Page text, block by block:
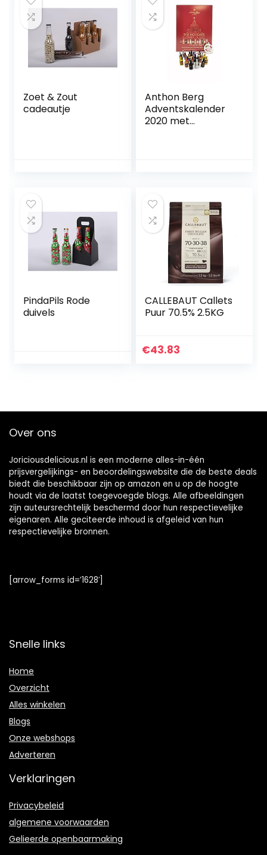
Zoet & Zout
cadeautje
Anthon Berg
Adventskalender
2020 met
PindaPils Rode
duivels
CALLEBAUT Callets
Puur 70.5% 2.5KG
€43.83
Over ons
Joriciousdelicious.nl is een moderne alles-in-één
prijsvergelijkings- en beoordelingswebsite die de beste deals
biedt die beschikbaar zijn op amazon en u op de hoogte
houdt via de laatst toegevoegde blogs. Alle afbeeldingen
zijn auteursrechtelijk beschermd door hun respectievelijke
eigenaren. Alle geciteerde inhoud is afgeleid van hun
respectievelijke bronnen.
[arrow_forms id=’1628′]
Snelle links
Home
Overzicht
Alles winkelen
Blogs
Onze webshops
Adverteren
Verklaringen
Privacybeleid
algemene voorwaarden
Gelieerde openbaarmaking